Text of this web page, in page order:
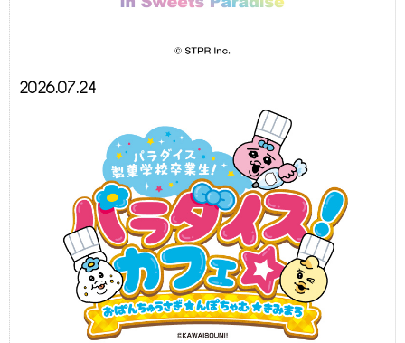
2026.07.24